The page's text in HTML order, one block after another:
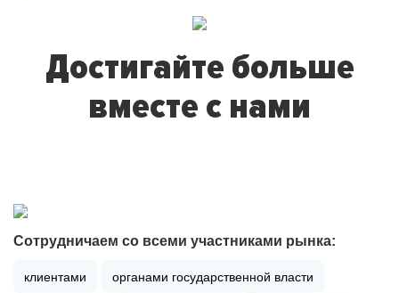
Достигайте больше
вместе с нами
Сотрудничаем со всеми участниками рынка:
клиентами органами государственной власти